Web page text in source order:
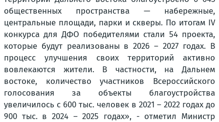
общественных пространства — набережные,
центральные площади, парки и скверы. По итогам IV
конкурса для ДФО победителями стали 54 проекта,
которые будут реализованы в 2026 – 2027 годах. В
процесс улучшения своих территорий активно
вовлекаются жители. В частности, на Дальнем
востоке, количество участников Всероссийского
голосования за объекты благоустройства
увеличилось с 600 тыс. человек в 2021 – 2022 годах до
900 тыс. в 2024 – 2025 годах», - отметил Министр